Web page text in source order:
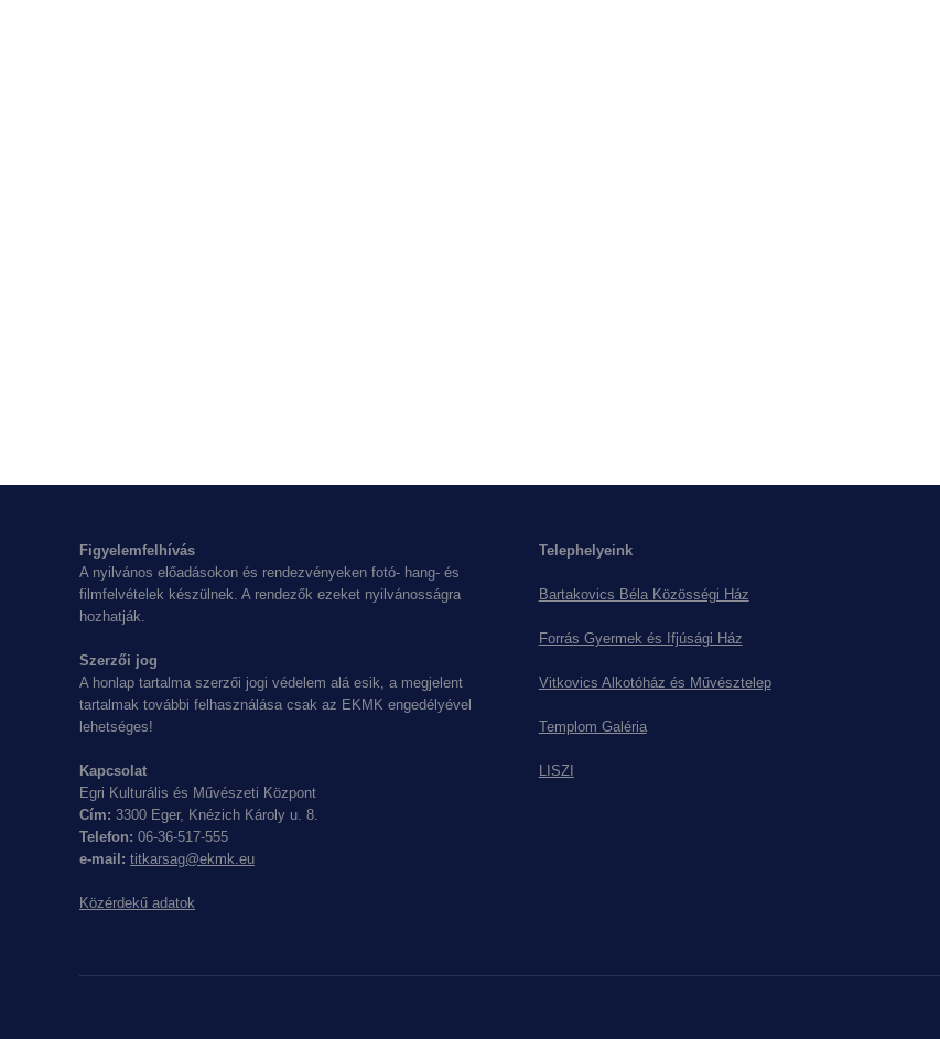
Figyelemfelhívás
A nyilvános előadásokon és rendezvényeken fotó- hang- és
filmfelvételek készülnek. A rendezők ezeket nyilvánosságra
hozhatják.
Szerzői jog
A honlap tartalma szerzői jogi védelem alá esik, a megjelent
tartalmak további felhasználása csak az EKMK engedélyével
lehetséges!
Kapcsolat
Egri Kulturális és Művészeti Központ
Cím: 3300 Eger, Knézich Károly u. 8.
Telefon: 06-36-517-555
e-mail: titkarsag@ekmk.eu
Közérdekű adatok
Telephelyeink
Bartakovics Béla Közösségi Ház
Forrás Gyermek és Ifjúsági Ház
Vitkovics Alkotóház és Művésztelep
Templom Galéria
LISZI